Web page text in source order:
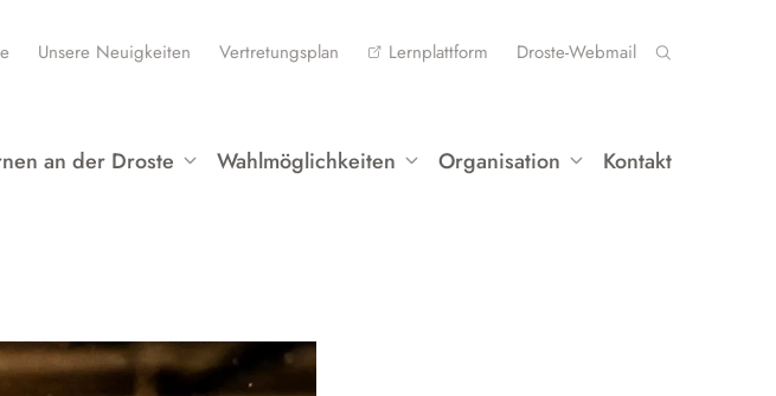
Unsere Neuigkeiten Vertretungsplan Lernplattform Droste-Webmail
an der Droste
an der Droste
Wahlmöglichkeiten
Bilingualer Unterricht
Leistungs- und Seminarkurse
Organisation Kontakt